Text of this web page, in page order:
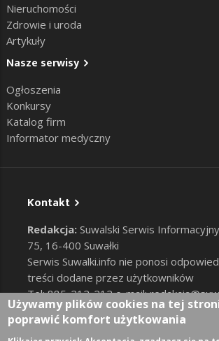
Nieruchomości
Zdrowie i uroda
Artykuły
Nasze serwisy
Ogłoszenia
Konkursy
Katalog firm
Informator medyczny
Kontakt
Redakcja: Suwalski Serwis
75, 16-400 Suwałki
Serwis Suwalki.info nie ponosi
treści dodane przez użytkowników
Tel: 885-212-212 e-mail:
reklama@suwalki.info
RODO |Cookies
Używamy plików cookies na tej
poprawić komfort użytkowania